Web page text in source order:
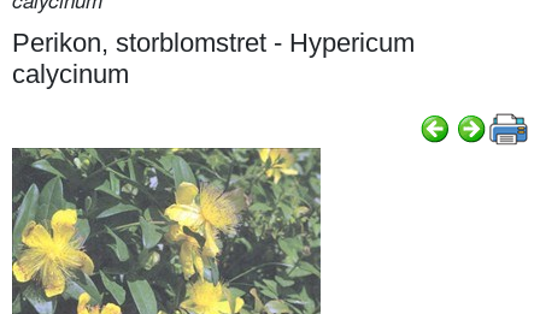
Perikon, storblomstret - Hypericum
calycinum